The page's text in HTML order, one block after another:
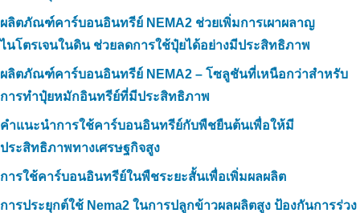
ผลิตภัณฑ์คาร์บอนอินทรีย์ NEMA2 ช่วยเพิ่มการเผาผลาญ
ไนโตรเจนในดิน ช่วยลดการใช้ปุ๋ยได้อย่างมีประสิทธิภาพ
ผลิตภัณฑ์คาร์บอนอินทรีย์ NEMA2 – โซลูชันที่เหนือกว่าสำหรับ
การทำปุ๋ยหมักอินทรีย์ที่มีประสิทธิภาพ
คำแนะนำการใช้คาร์บอนอินทรีย์กับพืชยืนต้นเพื่อให้มี
ประสิทธิภาพทางเศรษฐกิจสูง
การใช้คาร์บอนอินทรีย์ในพืชระยะสั้นเพื่อเพิ่มผลผลิต
การประยุกต์ใช้ Nema2 ในการปลูกข้าวผลผลิตสูง ป้องกันการร่วง